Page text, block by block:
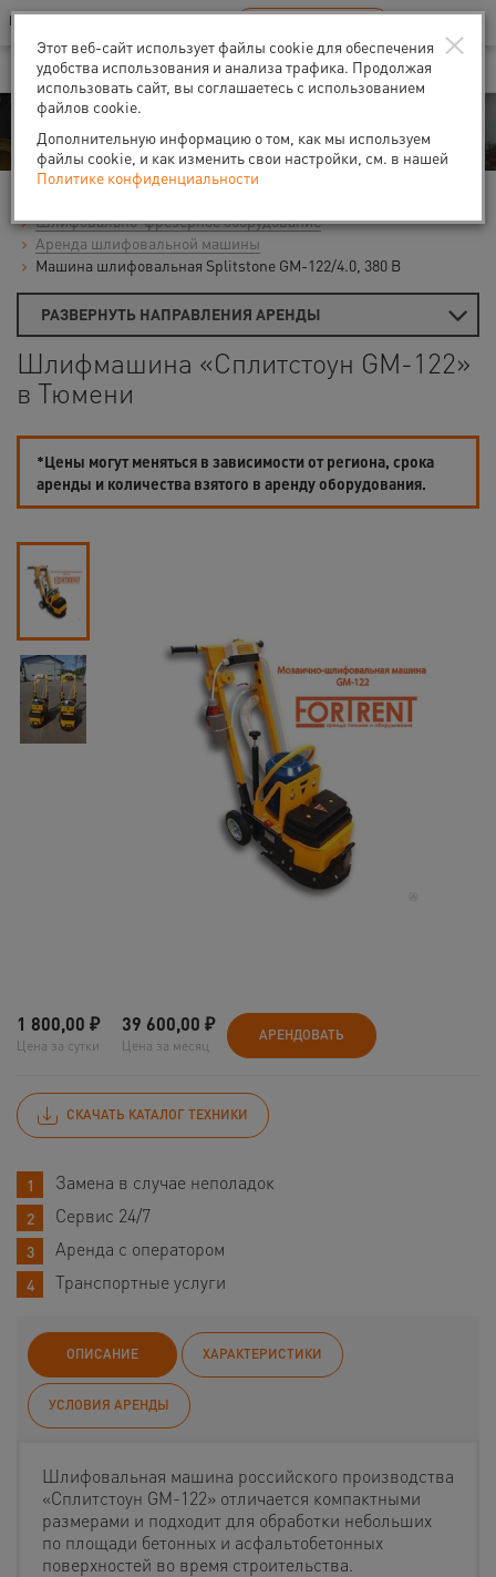
Ваш город:Тюмень
В Вашем регионе нет наших офисов RU EN
Аренда
Шлифовально-фрезерное оборудование
Аренда шлифовальной машины
Машина шлифовальная Splitstone GM-122/4.0, 380 В
РАЗВЕРНУТЬ НАПРАВЛЕНИЯ АРЕНДЫ
Шлифмашина «Сплитстоун GM-122»
в Тюмени
*Цены могут меняться в зависимости от региона, срока
аренды и количества взятого в аренду оборудования.
1 800,00 ₽
Цена за сутки
39 600,00 ₽
Цена за месяц
АРЕНДОВАТЬ
СКАЧАТЬ КАТАЛОГ ТЕХНИКИ
Замена в случае неполадок
Сервис 24/7
Аренда с оператором
Транспортные услуги
ОПИСАНИЕ ХАРАКТЕРИСТИКИ
УСЛОВИЯ АРЕНДЫ
Шлифовальная машина российского производства
«Сплитстоун GM-122» отличается компактными
размерами и подходит для обработки небольших
по площади бетонных и асфальтобетонных
поверхностей во время строительства.
×
Этот веб-сайт использует файлы cookie для обеспечения
удобства использования и анализа трафика. Продолжая
использовать сайт, вы соглашаетесь с использованием
файлов cookie.
Дополнительную информацию о том, как мы используем
файлы cookie, и как изменить свои настройки, см. в нашей
Политике конфиденциальности